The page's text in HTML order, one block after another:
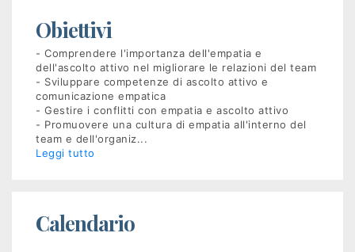
Recruiting
Unimpiego
Tirocini
finanziati
Obiettivi
- Comprendere l'importanza dell'empatia e
dell'ascolto attivo nel migliorare le relazioni del team
- Sviluppare competenze di ascolto attivo e
comunicazione empatica
- Gestire i conflitti con empatia e ascolto attivo
- Promuovere una cultura di empatia all'interno del
team e dell'organiz...
Leggi tutto
Calendario